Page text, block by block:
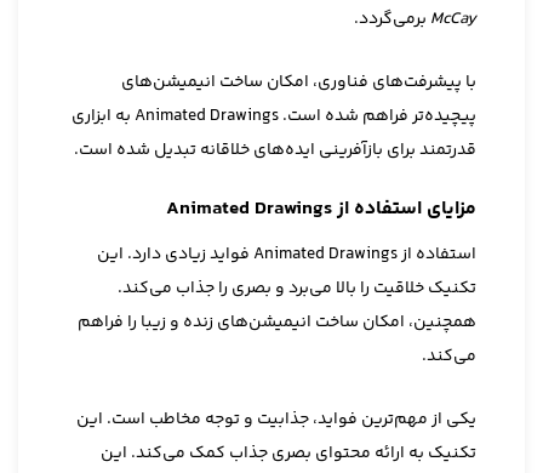
McCay برمی‌گردد.
با پیشرفت‌های فناوری، امکان ساخت انیمیشن‌های
پیچیده‌تر فراهم شده است. Animated Drawings به ابزاری
قدرتمند برای بازآفرینی ایده‌های خلاقانه تبدیل شده است.
مزایای استفاده از Animated Drawings
استفاده از Animated Drawings فواید زیادی دارد. این
تکنیک خلاقیت را بالا می‌برد و بصری را جذاب می‌کند.
همچنین، امکان ساخت انیمیشن‌های زنده و زیبا را فراهم
می‌کند.
یکی از مهم‌ترین فواید، جذابیت و توجه مخاطب است. این
تکنیک به ارائه محتوای بصری جذاب کمک می‌کند. این